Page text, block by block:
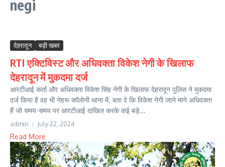
negi
देहरादून बड़ी खबर
RTI एक्टिविस्ट और अधिवक्ता विकेश नेगी के खिलाफ
देहरादून में मुकदमा दर्ज
आरटीआई कर्ता और अधिवक्ता विकेश सिंह नेगी के खिलाफ देहरादून पुलिस ने मुकदमा
दर्ज किया है वह भी नेहरू कॉलोनी थाना में. बता दे कि विकेश नेगी जाने माने अधिवक्ता
हैं जो समय-समय पर आरटीआई दाखिल करके कई बड़े...
admin July 22, 2024
Read More